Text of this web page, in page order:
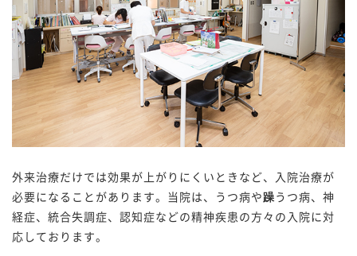
外来治療だけでは効果が上がりにくいときなど、入院治療が
必要になることがあります。当院は、うつ病や躁うつ病、神
経症、統合失調症、認知症などの精神疾患の方々の入院に対
応しております。